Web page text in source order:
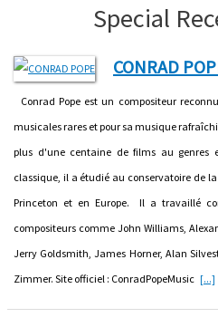
Special
CONRAD
Conrad Pope est un compositeur
musicales rares et pour sa musique
plus d'une centaine de films au genres
classique, il a étudié au conservatoire de
Princeton et en Europe. Il a travaillé
compositeurs comme John Williams,
Jerry Goldsmith, James Horner, Alan
Zimmer. Site officiel : ConradPopeMusic [...]